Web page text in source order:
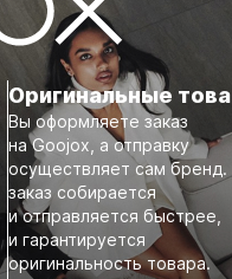
Оригинальные
Вы оформляете заказ
на Goojox, а отправку
осуществляет сам бренд.
заказ собирается
и отправляется быстрее,
и гарантируется
оригинальность товара.